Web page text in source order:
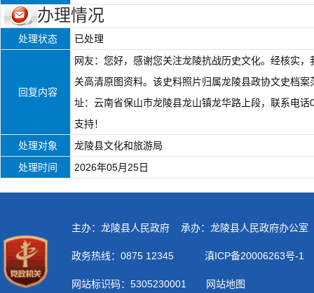
办理情况
处理状态 已处理
回复内容
网友：您好，感谢您关注龙陵抗战历史文化。经核实
关高清原图资料。该史料照片归属龙陵县政协文史档
址：云南省保山市龙陵县龙山镇龙华路上段，联系电
支持！
处理对象
龙陵县文化和旅游局
处理时间
2026年05月25日